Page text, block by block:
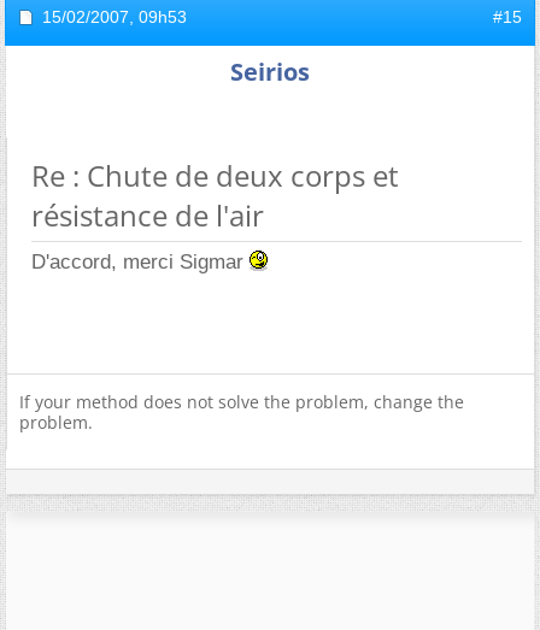
15/02/2007, 09h53 #15
Seirios
Re : Chute de deux corps et
résistance de l'air
D'accord, merci Sigmar
If your method does not solve the problem, change the
problem.